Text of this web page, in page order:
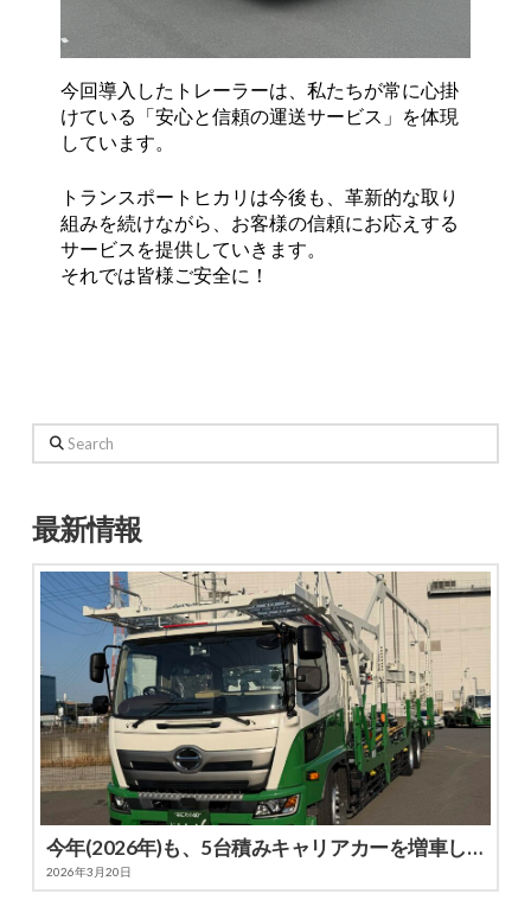
今回導入したトレーラーは、私たちが常に心掛
けている「安心と信頼の運送サービス」を体現
しています。
トランスポートヒカリは今後も、革新的な取り
組みを続けながら、お客様の信頼にお応えする
サービスを提供していきます。
それでは皆様ご安全に！
Search
最新情報
今年(2026年)も、5台積みキャリアカーを増車しました
2026年3月20日